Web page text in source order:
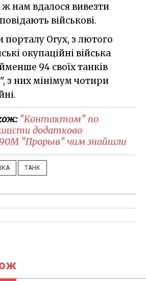
ж нам вдалося вивезти
військові.
порталу Oryx, з лютого
окупаційні війська
94 своїх танків
них мінімум чотири
"Контактом" по
додатково
"Прорыв" чим знайшли
ТАНК